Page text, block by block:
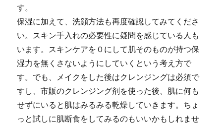
す。
保湿に加えて、洗顔方法も再度確認してみてくださ
い。スキン手入れの必要性に疑問を感じている人も
います。スキンケアを０にして肌そのものが持つ保
湿力を無くさないようにしていくという考え方で
す。でも、メイクをした後はクレンジングは必須で
すし、市販のクレンジング剤を使った後、肌に何も
せずにいると肌はみるみる乾燥していきます。ちょ
っと試しに肌断食をしてみるのもいいかもしれませ